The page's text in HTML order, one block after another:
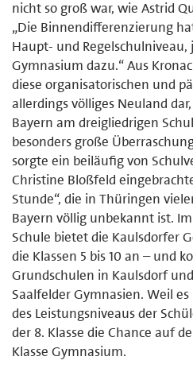
nicht so groß war, wie Astrid
„Die Binnendifferenzierung
Haupt- und
Gymnasium dazu.“ Aus
diese organisatorischen und
allerdings völliges Neuland
Bayern am dreigliedrigen
besonders große
sorgte ein beiläufig von
Christine Bloßfeld
Stunde“, die in Thüringen
Bayern völlig unbekannt ist.
Schule bietet die Kaulsdorfer
die Klassen 5 bis 10 an – und
Grundschulen in Kaulsdorf
Saalfelder Gymnasien. Weil
des Leistungsniveaus der
der 8. Klasse die Chance auf
Klasse Gymnasium.